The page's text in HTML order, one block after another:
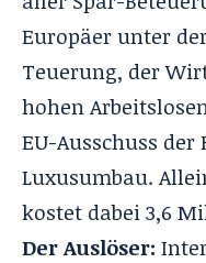
Europäer unter
Teuerung, der
hohen
EU-Ausschuss
Luxusumbau.
kostet dabei 3,6
Der Auslöser: